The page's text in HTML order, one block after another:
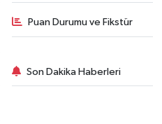
Puan Durumu ve Fikstür
Son Dakika Haberleri